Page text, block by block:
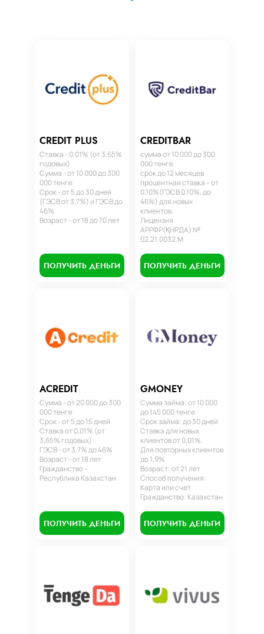
CREDIT PLUS
Ставка - 0,01% (от 3,65%
годовых)
Сумма - от 10 000 до 300
000 тенге
Срок - от 5 до 30 дней
(ГЭСВ от 3,7%) и ГЭСВ до
46%
Возраст - от 18 до 70 лет
ПОЛУЧИТЬ ДЕНЬГИ
CREDITBAR
сумма от 10 000 до 300
000 тенге
срок до 12 месяцев
процентная ставка – от
0,10%(ГЭСВ 0,10%, до
46%) для новых
клиентов.
Лицензия
АРРФР(ҚНРДА) №
02.21.0032.М
ПОЛУЧИТЬ ДЕНЬГИ
ACREDIT
Сумма - от 20 000 до 300
000 тенге
Срок - от 5 до 15 дней
Ставка от 0,01% (от
3,65% годовых)
ГЭСВ - от 3,7% до 46%
Возраст - от 18 лет
Гражданство -
Республика Казахстан
ПОЛУЧИТЬ ДЕНЬГИ
GMONEY
Сумма займа: от 10 000
до 145 000 тенге
Срок займа: до 30 дней
Ставка для новых
клиентов от 0,01%.
Для повторных клиентов
до 1,9%
Возраст: от 21 лет
Способ получения:
Карта или счет
Гражданство: Казахстан
ПОЛУЧИТЬ ДЕНЬГИ